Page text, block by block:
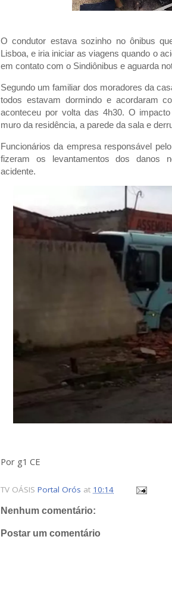
O condutor estava sozinho no ônibus
Lisboa, e iria iniciar as viagens quando o
em contato com o Sindiônibus e aguarda
Segundo um familiar dos moradores da
todos estavam dormindo e acordaram
aconteceu por volta das 4h30. O
muro da residência, a parede da sala e
Funcionários da empresa responsável
fizeram os levantamentos dos danos
acidente.
Por g1 CE
TV OÁSIS Portal Orós at 10:14
Nenhum comentário:
Postar um comentário